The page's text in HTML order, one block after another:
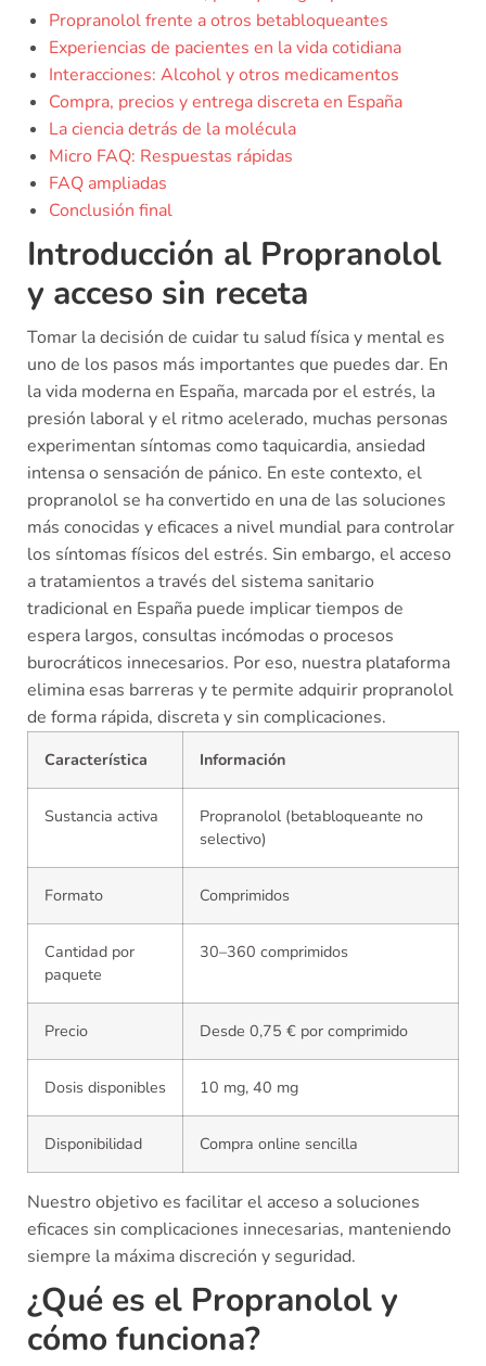
Propranolol frente a otros betabloqueantes
Experiencias de pacientes en la vida cotidiana
Interacciones: Alcohol y otros medicamentos
Compra, precios y entrega discreta en España
La ciencia detrás de la molécula
Micro FAQ: Respuestas rápidas
FAQ ampliadas
Conclusión final
Introducción al Propranolol
y acceso sin receta
Tomar la decisión de cuidar tu salud física y mental es
uno de los pasos más importantes que puedes dar. En
la vida moderna en España, marcada por el estrés, la
presión laboral y el ritmo acelerado, muchas personas
experimentan síntomas como taquicardia, ansiedad
intensa o sensación de pánico. En este contexto, el
propranolol se ha convertido en una de las soluciones
más conocidas y eficaces a nivel mundial para controlar
los síntomas físicos del estrés. Sin embargo, el acceso
a tratamientos a través del sistema sanitario
tradicional en España puede implicar tiempos de
espera largos, consultas incómodas o procesos
burocráticos innecesarios. Por eso, nuestra plataforma
elimina esas barreras y te permite adquirir propranolol
de forma rápida, discreta y sin complicaciones.
Característica Información
Sustancia activa
Propranolol (betabloqueante no
selectivo)
Formato Comprimidos
Cantidad por
paquete
30–360 comprimidos
Precio Desde 0,75 € por comprimido
Dosis disponibles 10 mg, 40 mg
Disponibilidad Compra online sencilla
Nuestro objetivo es facilitar el acceso a soluciones
eficaces sin complicaciones innecesarias, manteniendo
siempre la máxima discreción y seguridad.
¿Qué es el Propranolol y
cómo funciona?